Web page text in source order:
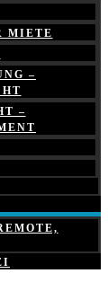
MIETE
–
–